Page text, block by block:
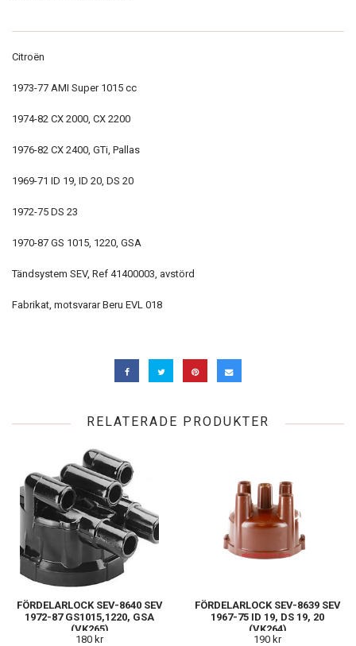
Citroën
1973-77 AMI Super 1015 cc
1974-82 CX 2000, CX 2200
1976-82 CX 2400, GTi, Pallas
1969-71 ID 19, ID 20, DS 20
1972-75 DS 23
1970-87 GS 1015, 1220, GSA
Tändsystem SEV, Ref 41400003, avstörd
Fabrikat, motsvarar Beru EVL 018
RELATERADE PRODUKTER
FÖRDELARLOCK SEV-8640 SEV
1972-87 GS1015,1220, GSA
(VK265)
180 kr
FÖRDELARLOCK SEV-8639 SEV
1967-75 ID 19, DS 19, 20
(VK264)
190 kr